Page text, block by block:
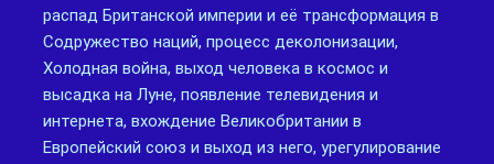
распад Британской империи и её трансформация в
Содружество наций, процесс деколонизации,
Холодная война, выход человека в космос и
высадка на Луне, появление телевидения и
интернета, вхождение Великобритании в
Европейский союз и выход из него, урегулирование